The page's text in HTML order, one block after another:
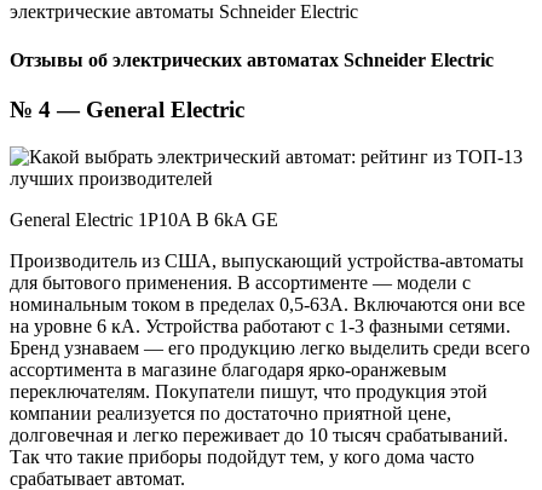
электрические автоматы Schneider Electric
Отзывы об электрических автоматах Schneider Electric
№ 4 — General Electric
General Electric 1P10A B 6kA GE
Производитель из США, выпускающий устройства-автоматы
для бытового применения. В ассортименте — модели с
номинальным током в пределах 0,5-63А. Включаются они все
на уровне 6 кА. Устройства работают с 1-3 фазными сетями.
Бренд узнаваем — его продукцию легко выделить среди всего
ассортимента в магазине благодаря ярко-оранжевым
переключателям. Покупатели пишут, что продукция этой
компании реализуется по достаточно приятной цене,
долговечная и легко переживает до 10 тысяч срабатываний.
Так что такие приборы подойдут тем, у кого дома часто
срабатывает автомат.